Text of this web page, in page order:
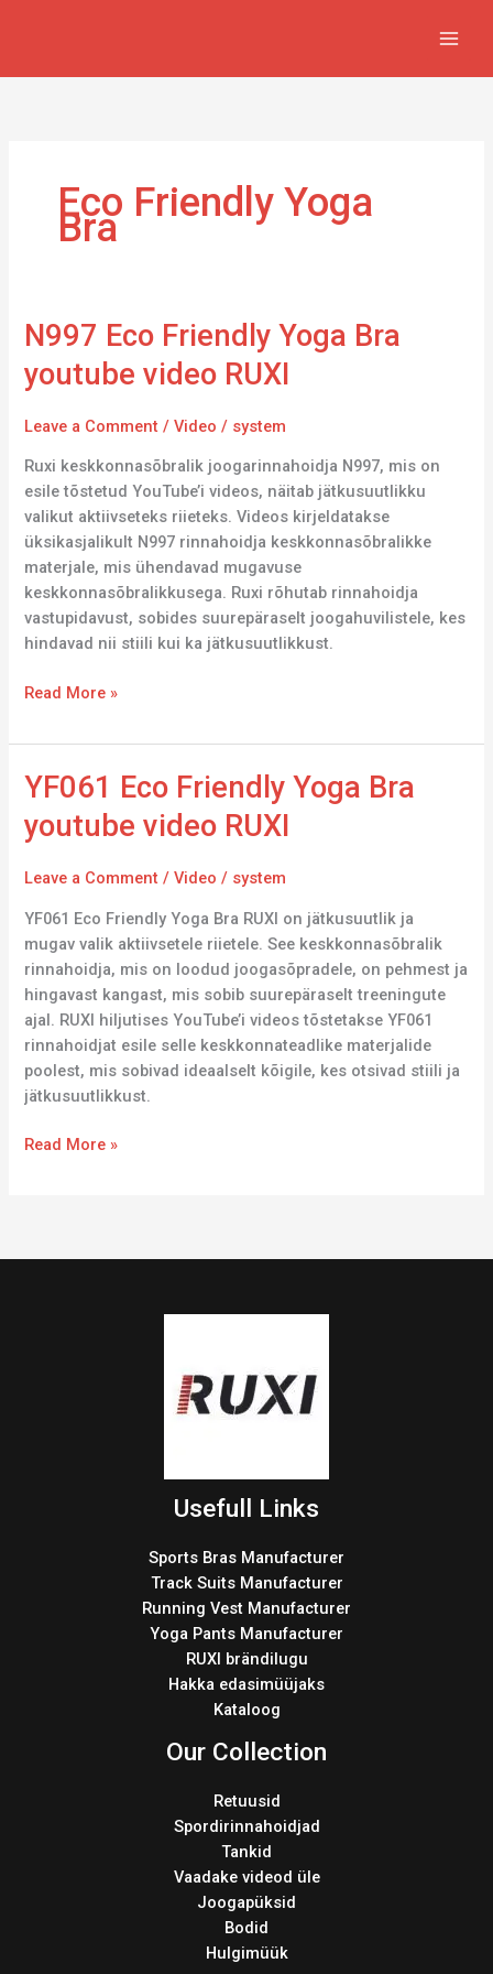
Eco Friendly Yoga
Bra
N997 Eco Friendly Yoga Bra
youtube video RUXI
Leave a Comment /Video / system
Ruxi keskkonnasõbralik joogarinnahoidja N997, mis on
esile tõstetud YouTube’i videos, näitab jätkusuutlikku
valikut aktiivseteks riieteks. Videos kirjeldatakse
üksikasjalikult N997 rinnahoidja keskkonnasõbralikke
materjale, mis ühendavad mugavuse
keskkonnasõbralikkusega. Ruxi rõhutab rinnahoidja
vastupidavust, sobides suurepäraselt joogahuvilistele, kes
hindavad nii stiili kui ka jätkusuutlikkust.
N997
Friendly
Bra
youtube
video
RUXI
Read More »
YF061 Eco Friendly Yoga Bra
youtube video RUXI
Leave a Comment /Video / system
YF061 Eco Friendly Yoga Bra RUXI on jätkusuutlik ja
mugav valik aktiivsetele riietele. See keskkonnasõbralik
rinnahoidja, mis on loodud joogasõpradele, on pehmest ja
hingavast kangast, mis sobib suurepäraselt treeningute
ajal. RUXI hiljutises YouTube’i videos tõstetakse YF061
rinnahoidjat esile selle keskkonnateadlike materjalide
poolest, mis sobivad ideaalselt kõigile, kes otsivad stiili ja
jätkusuutlikkust.
YF061
Friendly
Bra
RUXI
Read More »
Usefull Links
Sports Bras Manufacturer
Track Suits Manufacturer
Running Vest Manufacturer
Yoga Pants Manufacturer
RUXI brändilugu
Hakka edasimüüjaks
Kataloog
Our Collection
Retuusid
Spordirinnahoidjad
Tankid
Vaadake videod üle
Joogapüksid
Bodid
Hulgimüük